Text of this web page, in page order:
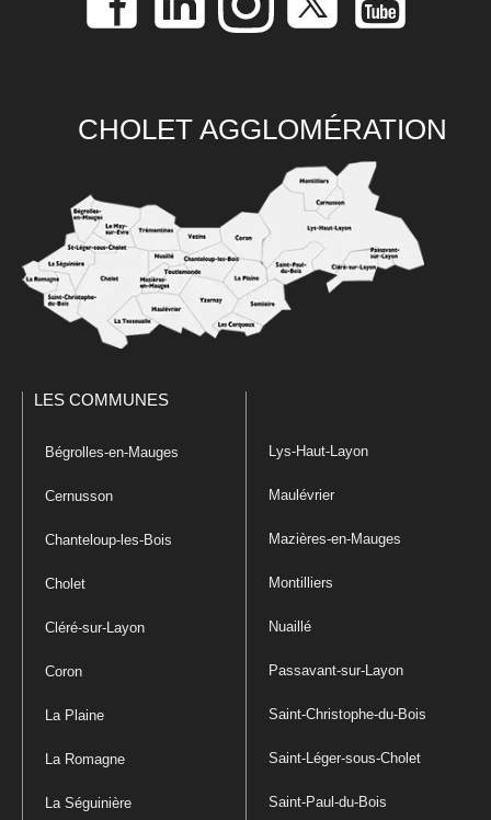
CHOLET AGGLOMÉRATION
LES COMMUNES
Bégrolles-en-Mauges
Cernusson
Chanteloup-les-Bois
Cholet
Cléré-sur-Layon
Coron
La Plaine
La Romagne
La Séguinière
Lys-Haut-Layon
Maulévrier
Mazières-en-Mauges
Montilliers
Nuaillé
Passavant-sur-Layon
Saint-Christophe-du-Bois
Saint-Léger-sous-Cholet
Saint-Paul-du-Bois